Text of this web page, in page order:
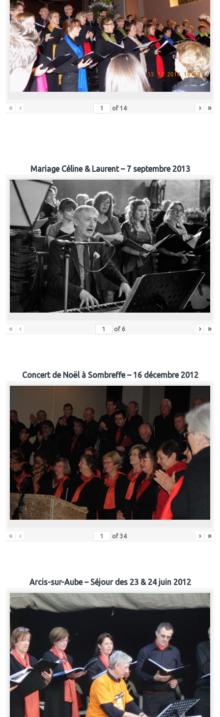
« ‹ of 14 › »
Mariage Céline & Laurent – 7 septembre 2013
« ‹ of 6 › »
Concert de Noël à Sombreffe – 16 décembre 2012
« ‹ of 34 › »
Arcis-sur-Aube – Séjour des 23 & 24 juin 2012